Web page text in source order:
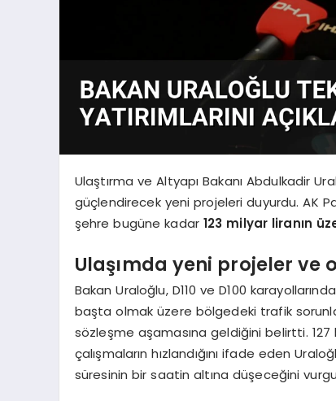
Ulaştırma ve Altyapı Bakanı Abdulkadir
güçlendirecek yeni projeleri duyurdu. AK
şehre bugüne kadar 123 milyar liranın
Ulaşımda yeni projeler ve
Bakan Uraloğlu, D110 ve D100
başta olmak üzere bölgedeki trafik
sözleşme aşamasına geldiğini belirtti.
çalışmaların hızlandığını ifade eden
süresinin bir saatin altına düşeceğini